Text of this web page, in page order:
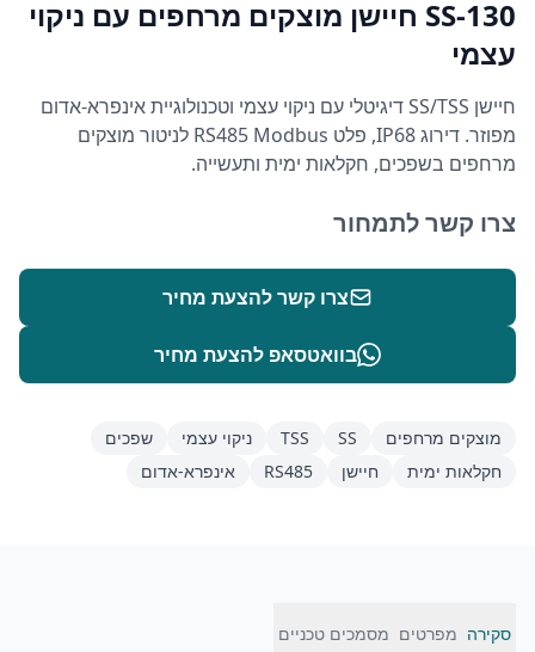
SS-130 חיישן מוצקים מרחפים עם ניקוי
עצמי
חיישן SS/TSS דיגיטלי עם ניקוי עצמי וטכנולוגיית אינפרא-אדום
מפוזר. דירוג IP68, פלט RS485 Modbus לניטור מוצקים
מרחפים בשפכים, חקלאות ימית ותעשייה.
צרו קשר לתמחור
צרו קשר להצעת מחיר
בוואטסאפ להצעת מחיר
מוצקים מרחפים SS
TSS ניקוי עצמי
שפכים
חקלאות ימית
חיישן RS485 אינפרא-אדום
סקירה מפרטים מסמכים טכניים